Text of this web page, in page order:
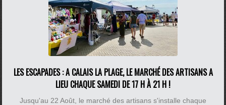
LES ESCAPADES : A CALAIS LA PLAGE, LE MARCHÉ DES ARTISANS A
LIEU CHAQUE SAMEDI DE 17 H À 21 H !
Jusqu'au 22 Août, le marché des artisans s'installe chaque